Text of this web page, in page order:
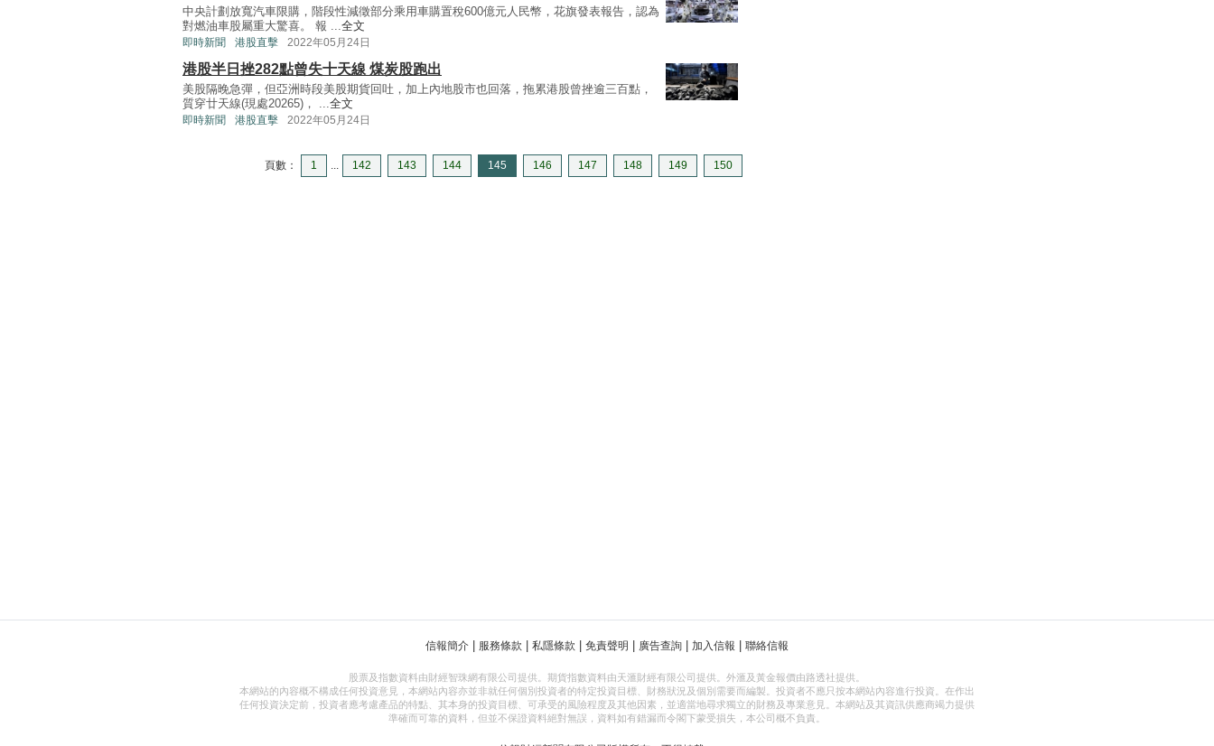
中央計劃放寬汽車限購，階段性減徵部分乘用車購置稅600億元人民幣，花旗發表報告，認為
對燃油車股屬重大驚喜。 報 ... 全文
即時新聞 港股直擊 2022年05月24日
港股半日挫282點曾失十天線 煤炭股跑出
美股隔晚急彈，但亞洲時段美股期貨回吐，加上內地股市也回落，拖累港股曾挫逾三百點，
質穿廿天線(現處20265)， ... 全文
即時新聞 港股直擊 2022年05月24日
頁數： 1 142 143 144 145 146 147 148 149 150
信報簡介 服務條款 私隱條款 免責聲明 廣告查詢 加入信報 聯絡信報
股票及指數資料由財經智珠網有限公司提供。期貨指數資料由天滙財經有限公司提供。外滙及黃金報價由路透社提供。
本網站的內容概不構成任何投資意見，本網站內容亦並非就任何個別投資者的特定投資目標、財務狀況及個別需要而編製。投資者不應只按本網站內容進行投資。在作出
任何投資決定前，投資者應考慮產品的特點、其本身的投資目標、可承受的風險程度及其他因素，並適當地尋求獨立的財務及專業意見。本網站及其資訊供應商竭力提供
準確而可靠的資料，但並不保證資料絕對無誤，資料如有錯漏而令閣下蒙受損失，本公司概不負責。